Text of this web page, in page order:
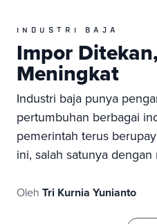
INDUSTRI BAJA
Impor
Meningkat
Industri baja punya
pertumbuhan berbagai
pemerintah terus
ini, salah satunya
Oleh Tri Kurnia Yunianto